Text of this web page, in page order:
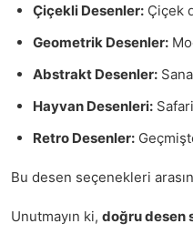
Çiçekli Desenler: Çiçek
Geometrik Desenler:
Abstrakt Desenler:
Hayvan Desenleri:
Retro Desenler:
Bu desen seçenekleri
Unutmayın ki, doğru desen